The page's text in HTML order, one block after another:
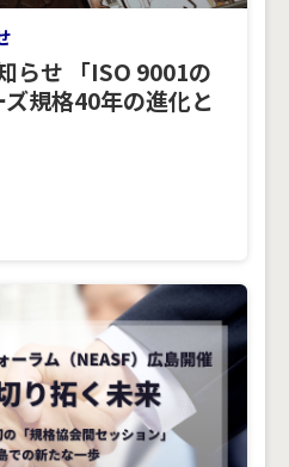
らせ 「ISO 9001の
規格40年の進化と